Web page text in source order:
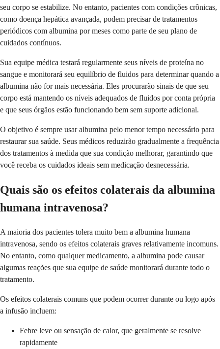
seu corpo se estabilize. No entanto, pacientes com condições crônicas,
como doença hepática avançada, podem precisar de tratamentos
periódicos com albumina por meses como parte de seu plano de
cuidados contínuos.
Sua equipe médica testará regularmente seus níveis de proteína no
sangue e monitorará seu equilíbrio de fluidos para determinar quando a
albumina não for mais necessária. Eles procurarão sinais de que seu
corpo está mantendo os níveis adequados de fluidos por conta própria
e que seus órgãos estão funcionando bem sem suporte adicional.
O objetivo é sempre usar albumina pelo menor tempo necessário para
restaurar sua saúde. Seus médicos reduzirão gradualmente a frequência
dos tratamentos à medida que sua condição melhorar, garantindo que
você receba os cuidados ideais sem medicação desnecessária.
Quais são os efeitos colaterais da albumina
humana intravenosa?
A maioria dos pacientes tolera muito bem a albumina humana
intravenosa, sendo os efeitos colaterais graves relativamente incomuns.
No entanto, como qualquer medicamento, a albumina pode causar
algumas reações que sua equipe de saúde monitorará durante todo o
tratamento.
Os efeitos colaterais comuns que podem ocorrer durante ou logo após
a infusão incluem:
Febre leve ou sensação de calor, que geralmente se resolve
rapidamente